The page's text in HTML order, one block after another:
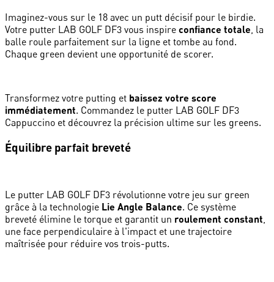
Imaginez-vous sur le 18 avec un putt décisif pour le birdie.
Votre putter LAB GOLF DF3 vous inspire confiance totale, la
balle roule parfaitement sur la ligne et tombe au fond.
Chaque green devient une opportunité de scorer.
Transformez votre putting et baissez votre score
immédiatement. Commandez le putter LAB GOLF DF3
Cappuccino et découvrez la précision ultime sur les greens.
Équilibre parfait breveté
Le putter LAB GOLF DF3 révolutionne votre jeu sur green
grâce à la technologie Lie Angle Balance. Ce système
breveté élimine le torque et garantit un roulement constant
une face perpendiculaire à l'impact et une trajectoire
maîtrisée pour réduire vos trois-putts.